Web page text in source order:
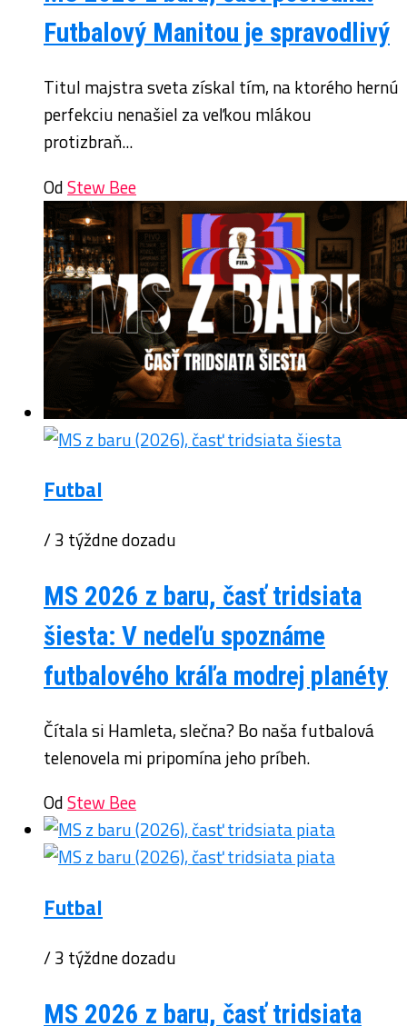
Futbalový Manitou je spravodlivý
Titul majstra sveta získal tím, na ktorého hernú
perfekciu nenašiel za veľkou mlákou
protizbraň...
OdStew Bee
Futbal
/ 3 týždne dozadu
MS 2026 z baru, časť tridsiata
šiesta: V nedeľu spoznáme
futbalového kráľa modrej planéty
Čítala si Hamleta, slečna? Bo naša futbalová
telenovela mi pripomína jeho príbeh.
OdStew Bee
Futbal
/ 3 týždne dozadu
MS 2026 z baru, časť tridsiata